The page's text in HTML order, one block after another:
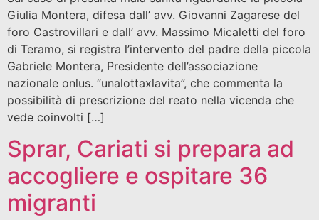
Giulia Montera, difesa dall’ avv. Giovanni Zagarese del
foro Castrovillari e dall’ avv. Massimo Micaletti del foro
di Teramo, si registra l’intervento del padre della piccola
Gabriele Montera, Presidente dell’associazione
nazionale onlus. “unalottaxlavita”, che commenta la
possibilità di prescrizione del reato nella vicenda che
vede coinvolti […]
Sprar, Cariati si prepara ad
accogliere e ospitare 36
migranti